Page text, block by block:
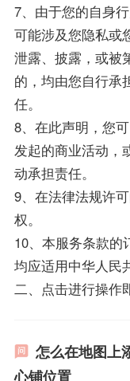
7、由于您的自身
可能涉及您隐私或
泄露、披露，或被
的，均由您自行承
任。
8、在此声明，您
发起的商业活动，
动承担责任。
9、在法律法规许
权。
10、本服务条款的
均应适用中华人民
二、点击进行操作
怎么在地图上
心铺位置